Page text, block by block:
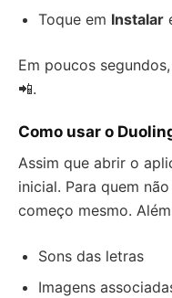
Toque em Instalar
Em poucos
📲.
Como usar o
Assim que abrir o
inicial. Para quem
começo mesmo.
Sons das letras
Imagens